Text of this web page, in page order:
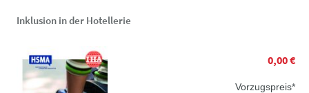
Inklusion in der Hotellerie
0,00 €
Vorzugspreis*